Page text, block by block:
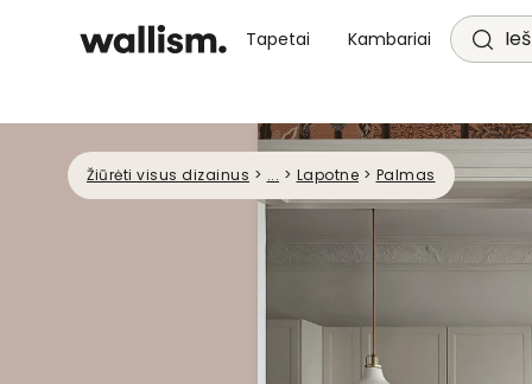
Tapetai Kambariai
Žiūrėti visus dizainus > ... > Lapotne > Palmas